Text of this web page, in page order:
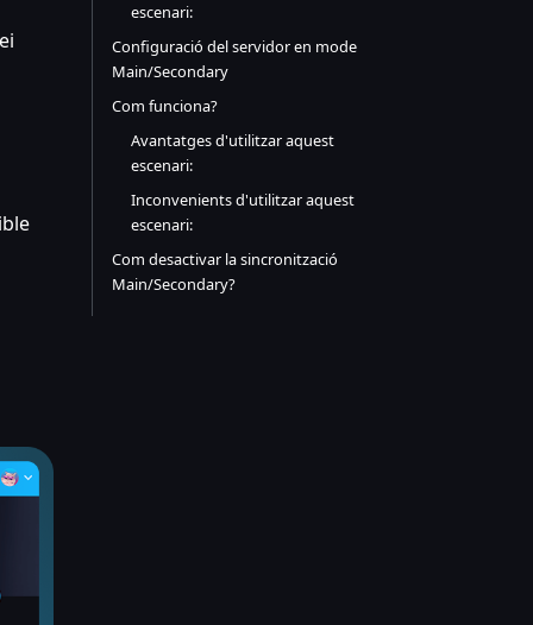
escenari:
Configuració del servidor en mode
Main/Secondary
Com funciona?
Avantatges d'utilitzar aquest
escenari:
Inconvenients d'utilitzar aquest
escenari:
Com desactivar la sincronització
Main/Secondary?